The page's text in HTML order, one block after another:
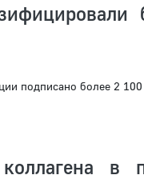
подписано более 2
в